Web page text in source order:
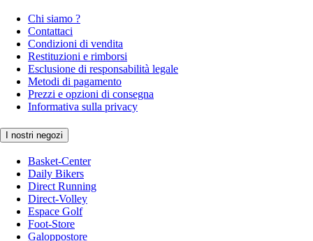
Chi siamo ?
Contattaci
Condizioni di vendita
Restituzioni e rimborsi
Esclusione di responsabilità legale
Metodi di pagamento
Prezzi e opzioni di consegna
Informativa sulla privacy
I nostri negozi
Basket-Center
Daily Bikers
Direct Running
Direct-Volley
Espace Golf
Foot-Store
Galoppostore